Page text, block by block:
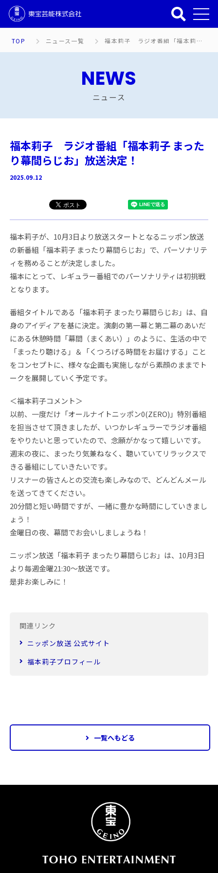
TOP ニュース一覧 福本莉子 ラジオ番組「福本莉子 まったり幕間らじお」放送決定！
NEWS
ニュース
福本莉子 ラジオ番組「福本莉子 まった
り幕間らじお」放送決定！
2025.09.12
福本莉子が、10月3日より放送スタートとなるニッポン放送
の新番組「福本莉子 まったり幕間らじお」で、パーソナリテ
ィを務めることが決定しました。
福本にとって、レギュラー番組でのパーソナリティは初挑戦
となります。
番組タイトルである「福本莉子 まったり幕間らじお」は、自
身のアイディアを基に決定。演劇の第一幕と第二幕のあいだ
にある休憩時間「幕間（まくあい）」のように、生活の中で
「まったり聴ける」＆「くつろげる時間をお届けする」こと
をコンセプトに、様々な企画も実施しながら素顔のままでト
ークを展開していく予定です。
＜福本莉子コメント＞
以前、一度だけ「オールナイトニッポン0(ZERO)」特別番組
を担当させて頂きましたが、いつかレギュラーでラジオ番組
をやりたいと思っていたので、念願がかなって嬉しいです。
週末の夜に、まったり気兼ねなく、聴いていてリラックスで
きる番組にしていきたいです。
リスナーの皆さんとの交流も楽しみなので、どんどんメール
を送ってきてください。
20分間と短い時間ですが、一緒に豊かな時間にしていきまし
ょう！
金曜日の夜、幕間でお会いしましょうね！
ニッポン放送「福本莉子 まったり幕間らじお」は、10月3日
より毎週金曜21:30～放送です。
是非お楽しみに！
関連リンク
ニッポン放送 公式サイト
福本莉子プロフィール
一覧へもどる